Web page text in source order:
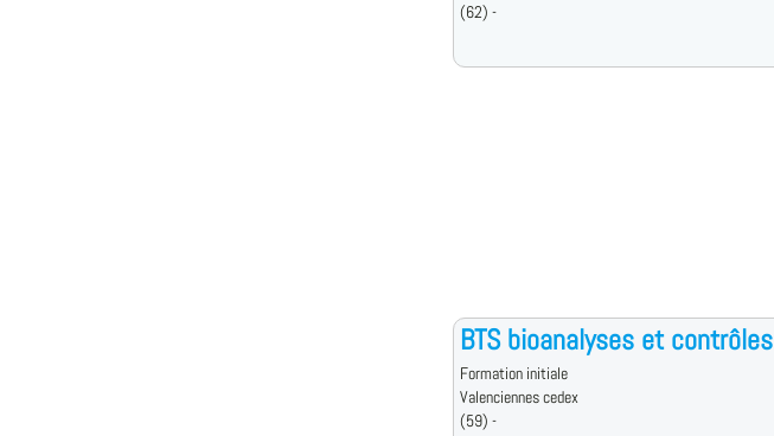
(62) -
BTS bioanalyses et contrôles
Formation initiale
Valenciennes cedex
(59) -